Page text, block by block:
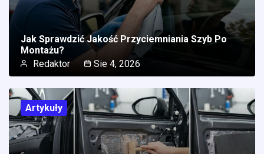
Jak Sprawdzić Jakość Przyciemniania Szyb Po
Montażu?
Redaktor
Sie 4, 2026
Artykuły